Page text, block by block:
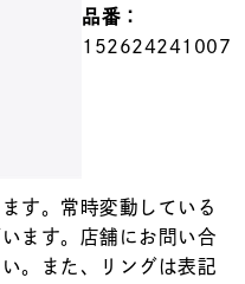
品番：
152624241007
す。常時変動している
ます。店舗にお問い合
。また、リングは表記